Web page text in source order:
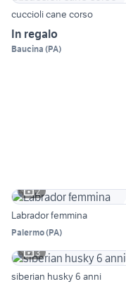
cuccioli cane corso
In regalo
Baucina (PA)
2
Labrador femmina
Palermo(PA)
3
siberian husky 6 anni